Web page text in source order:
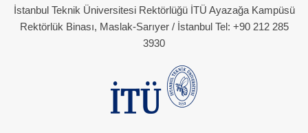
İstanbul Teknik Üniversitesi Rektörlüğü İTÜ Ayazağa Kampüsü
Rektörlük Binası, Maslak-Sarıyer / İstanbul Tel: +90 212 285
3930